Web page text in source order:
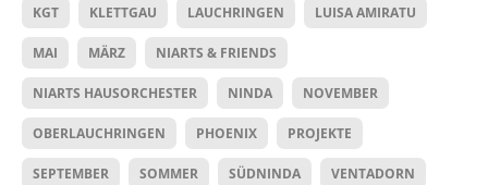
KGT KLETTGAU LAUCHRINGEN LUISA AMIRATU
MAI MÄRZ NIARTS & FRIENDS
NIARTS HAUSORCHESTER NINDA NOVEMBER
OBERLAUCHRINGEN PHOENIX PROJEKTE
SEPTEMBER SOMMER SÜDNINDA VENTADORN